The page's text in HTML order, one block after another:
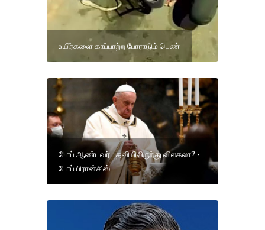
உயிர்களை காப்பாற்ற போராடும் பெண்
போப் ஆண்டவர் பதவியிலிருந்து விலகலா? -
போப் பிரான்சிஸ்